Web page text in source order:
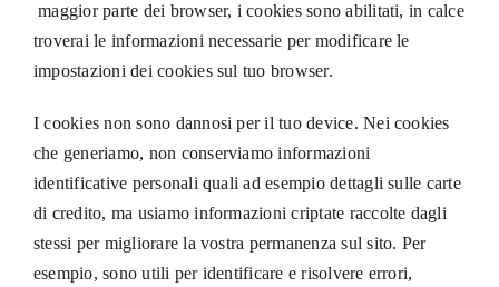
maggior parte dei browser, i cookies sono abilitati, in calce
troverai le informazioni necessarie per modificare le
impostazioni dei cookies sul tuo browser.
I cookies non sono dannosi per il tuo device. Nei cookies
che generiamo, non conserviamo informazioni
identificative personali quali ad esempio dettagli sulle carte
di credito, ma usiamo informazioni criptate raccolte dagli
stessi per migliorare la vostra permanenza sul sito. Per
esempio, sono utili per identificare e risolvere errori,